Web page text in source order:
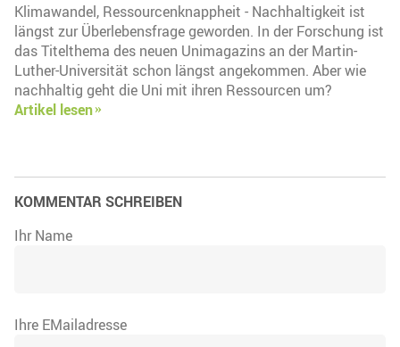
Klimawandel, Ressourcenknappheit - Nachhaltigkeit ist
längst zur Überlebensfrage geworden. In der Forschung ist
das Titelthema des neuen Unimagazins an der Martin-
Luther-Universität schon längst angekommen. Aber wie
nachhaltig geht die Uni mit ihren Ressourcen um?
Artikel lesen
KOMMENTAR SCHREIBEN
Ihr Name
Ihre EMailadresse